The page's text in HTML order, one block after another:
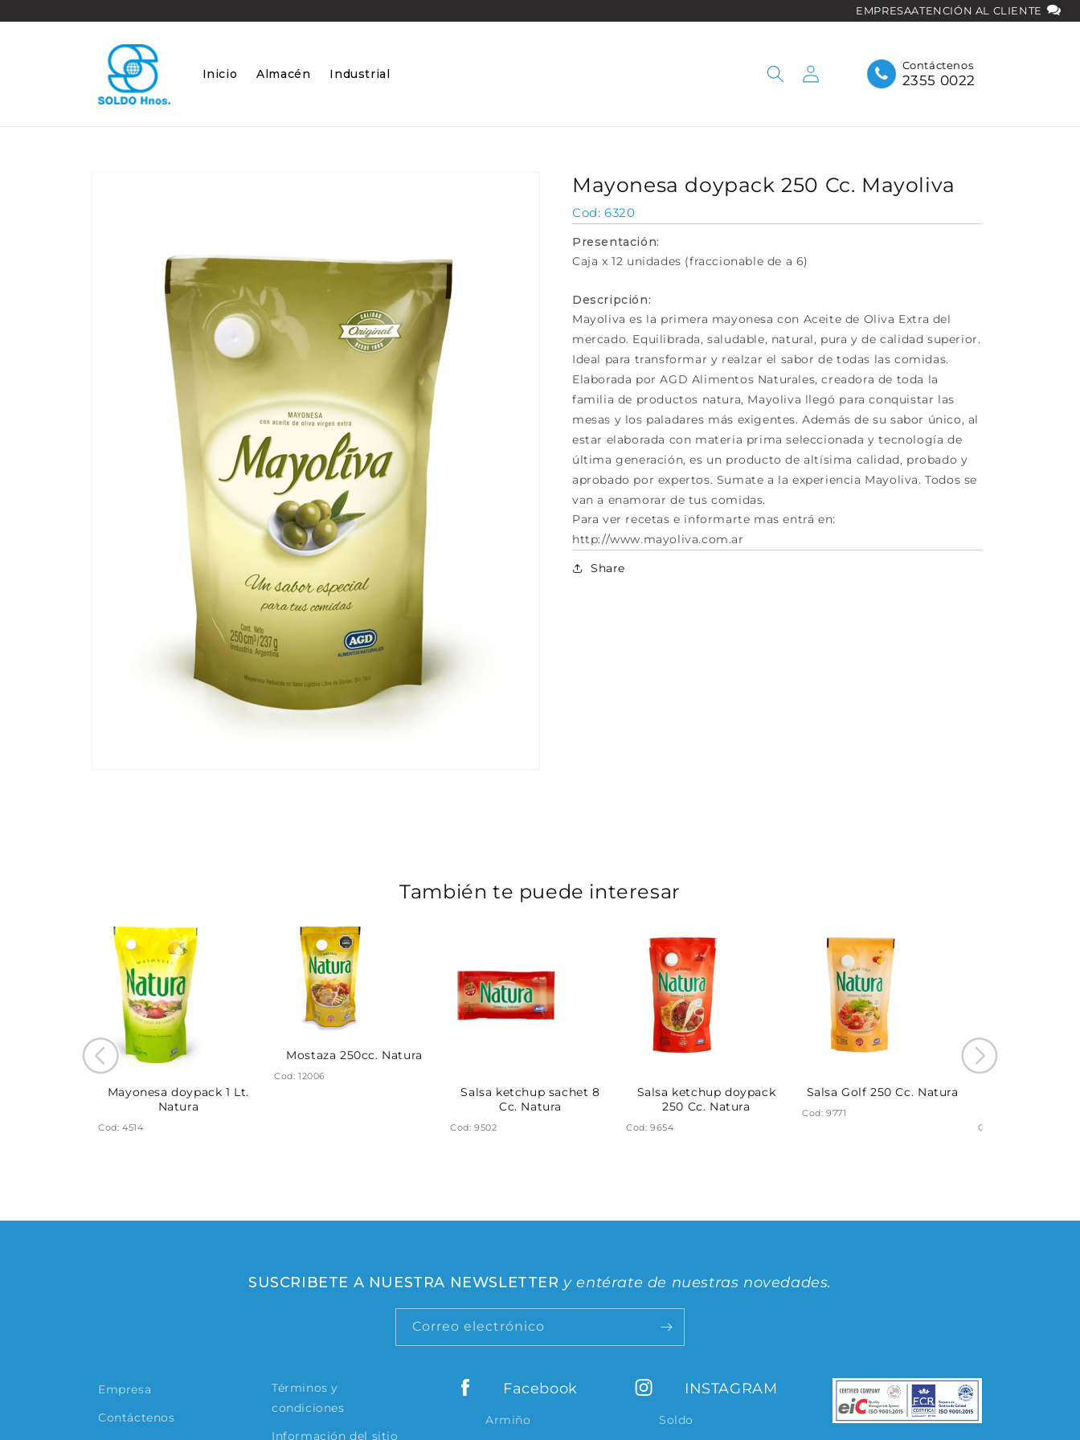
EMPRESAATENCIÓN AL CLIENTE
Inicio Almacén Industrial
Iniciar
sesión
Contáctenos
2355 0022
Mayonesa doypack 250 Cc. Mayoliva
SKU:
6320
Presentación:
Caja x 12 unidades (fraccionable de a 6)
Descripción:
Mayoliva es la primera mayonesa con Aceite de Oliva Extra del
mercado. Equilibrada, saludable, natural, pura y de calidad superior.
Ideal para transformar y realzar el sabor de todas las comidas.
Elaborada por AGD Alimentos Naturales, creadora de toda la
familia de productos natura, Mayoliva llegó para conquistar las
mesas y los paladares más exigentes. Además de su sabor único, al
estar elaborada con materia prima seleccionada y tecnología de
última generación, es un producto de altísima calidad, probado y
aprobado por expertos. Sumate a la experiencia Mayoliva. Todos se
van a enamorar de tus comidas.
Para ver recetas e informarte mas entrá en:
http://www.mayoliva.com.ar
Share
También te puede interesar
Mayonesa doypack 1 Lt.
Natura
Cod: 4514
Mostaza 250cc. Natura
Cod: 12006
Salsa ketchup sachet 8
Cc. Natura
Cod: 9502
Salsa ketchup doypack
250 Cc. Natura
Cod: 9654
Salsa Golf 250 Cc. Natura
Cod: 9771
Cod: 6384
Empresa
Contáctenos
Términos y
condiciones
Información del sitio
Facebook
Armiño
INSTAGRAM
Soldo
SUSCRIBETE A NUESTRA NEWSLETTER y entérate de nuestras novedades.
Correo electrónico